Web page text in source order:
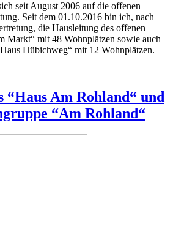
seit August 2006 auf die offenen
Seit dem 01.10.2016 bin ich, nach
die Hausleitung des offenen
Markt“ mit 48 Wohnplätzen sowie auch
Hübichweg“ mit 12 Wohnplätzen.
“Haus Am Rohland“ und
“Am Rohland“